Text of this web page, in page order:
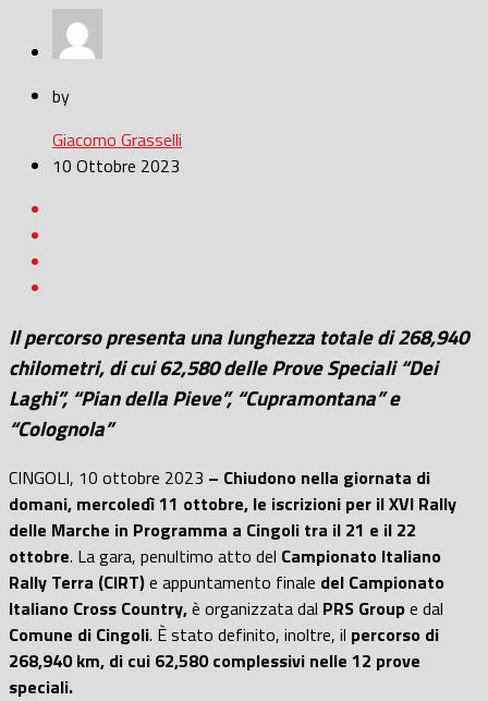
by
Giacomo Grasselli
10 Ottobre 2023
Il percorso presenta una lunghezza totale di 268,940
chilometri, di cui 62,580 delle Prove Speciali “Dei
Laghi”, “Pian della Pieve”, “Cupramontana” e
“Colognola”
CINGOLI, 10 ottobre 2023 – Chiudono nella giornata di
domani, mercoledì 11 ottobre, le iscrizioni per il XVI Rally
delle Marche in Programma a Cingoli tra il 21 e il 22
ottobre. La gara, penultimo atto del Campionato Italiano
Rally Terra (CIRT)e appuntamento finale del Campionato
Italiano Cross Country,è organizzata dal PRS Groupe dal
Comune di Cingoli. È stato definito, inoltre, il percorso di
268,940 km, di cui 62,580 complessivi nelle 12 prove
speciali.